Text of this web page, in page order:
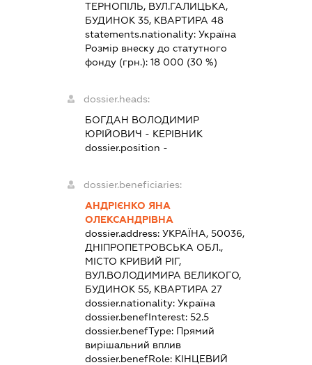
ТЕРНОПІЛЬ, ВУЛ.ГАЛИЦЬКА,
БУДИНОК 35, КВАРТИРА 48
statements.nationality:Україна
Розмір внеску до статутного
фонду (грн.):18 000 (30 %)
dossier.heads:
БОГДАН ВОЛОДИМИР
ЮРІЙОВИЧ - КЕРІВНИК
dossier.position -
dossier.beneficiaries:
АНДРІЄНКО ЯНА
ОЛЕКСАНДРІВНА
dossier.address:УКРАЇНА, 50036,
ДНІПРОПЕТРОВСЬКА ОБЛ.,
МІСТО КРИВИЙ РІГ,
ВУЛ.ВОЛОДИМИРА ВЕЛИКОГО,
БУДИНОК 55, КВАРТИРА 27
dossier.nationality:Україна
dossier.benefInterest:52.5
dossier.benefType: Прямий
вирішальний вплив
dossier.benefRole: КІНЦЕВИЙ